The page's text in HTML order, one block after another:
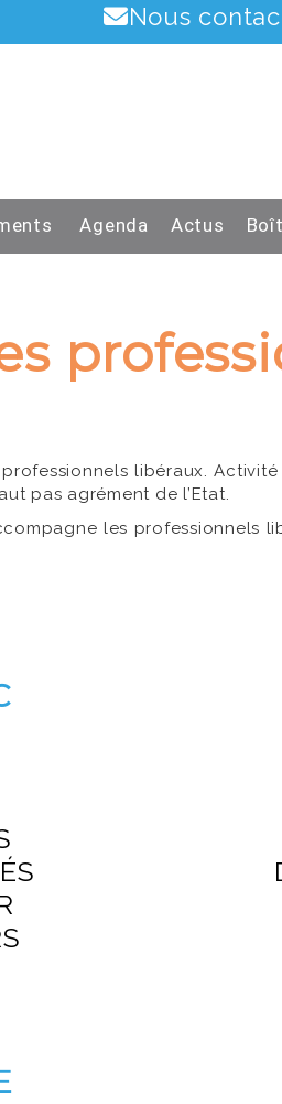
Nous
Agenda Actus
professionnels libéraux.
pas agrément de l’Etat.
les professionnels